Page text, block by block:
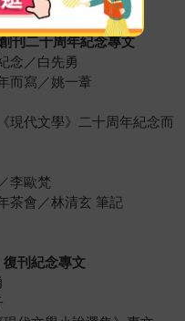
二十周年紀念專文
念／白先勇
而寫／姚一葦
現代文學》二十周年紀念而
李歐梵
茶會／林清玄 筆記
刊紀念專文